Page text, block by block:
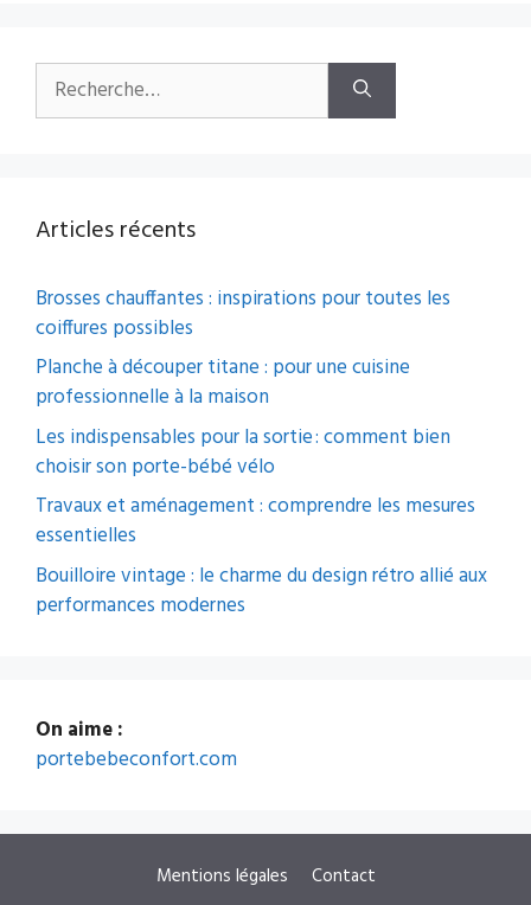
Rechercher :
Articles récents
Brosses chauffantes : inspirations pour toutes les
coiffures possibles
Planche à découper titane : pour une cuisine
professionnelle à la maison
Les indispensables pour la sortie : comment bien
choisir son porte-bébé vélo
Travaux et aménagement : comprendre les mesures
essentielles
Bouilloire vintage : le charme du design rétro allié aux
performances modernes
On aime :
portebebeconfort.com
Mentions légales Contact